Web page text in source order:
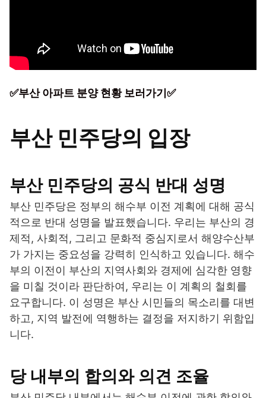
✅부산 아파트 분양 현황 보러가기✅
부산 민주당의 입장
부산 민주당의 공식 반대 성명
부산 민주당은 정부의 해수부 이전 계획에 대해 공식
적으로 반대 성명을 발표했습니다. 우리는 부산의 경
제적, 사회적, 그리고 문화적 중심지로서 해양수산부
가 가지는 중요성을 강력히 인식하고 있습니다. 해수
부의 이전이 부산의 지역사회와 경제에 심각한 영향
을 미칠 것이라 판단하여, 우리는 이 계획의 철회를
요구합니다. 이 성명은 부산 시민들의 목소리를 대변
하고, 지역 발전에 역행하는 결정을 저지하기 위함입
니다.
당 내부의 합의와 의견 조율